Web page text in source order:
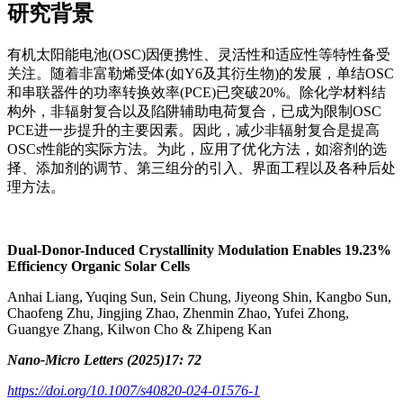
研究背景
有机太阳能电池(OSC)因便携性、灵活性和适应性等特性备受
关注。随着非富勒烯受体(如Y6及其衍生物)的发展，单结OSC
和串联器件的功率转换效率(PCE)已突破20%。除化学材料结
构外，非辐射复合以及陷阱辅助电荷复合，已成为限制OSC
PCE进一步提升的主要因素。因此，减少非辐射复合是提高
OSCs性能的实际方法。为此，应用了优化方法，如溶剂的选
择、添加剂的调节、第三组分的引入、界面工程以及各种后处
理方法。
Dual-Donor-Induced Crystallinity Modulation Enables 19.23%
Efficiency Organic Solar Cells
Anhai Liang, Yuqing Sun, Sein Chung, Jiyeong Shin, Kangbo Sun,
Chaofeng Zhu, Jingjing Zhao, Zhenmin Zhao, Yufei Zhong,
Guangye Zhang, Kilwon Cho & Zhipeng Kan
Nano-Micro Letters (2025)17: 72
https://doi.org/10.1007/s40820-024-01576-1